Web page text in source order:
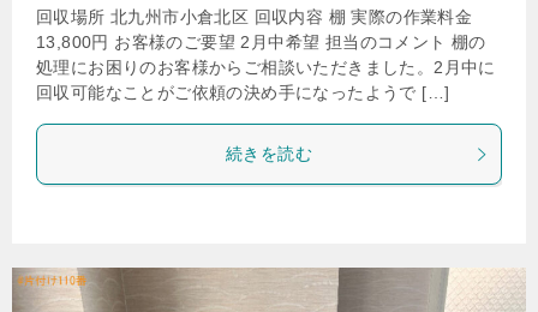
回収場所 北九州市小倉北区 回収内容 棚 実際の作業料金
13,800円 お客様のご要望 2月中希望 担当のコメント 棚の
処理にお困りのお客様からご相談いただきました。2月中に
回収可能なことがご依頼の決め手になったようで […]
続きを読む